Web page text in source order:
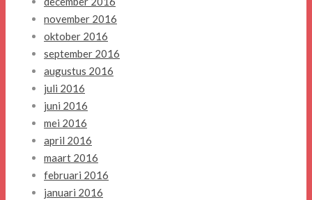
november 2016
oktober 2016
september 2016
augustus 2016
juli 2016
juni 2016
mei 2016
april 2016
maart 2016
februari 2016
januari 2016